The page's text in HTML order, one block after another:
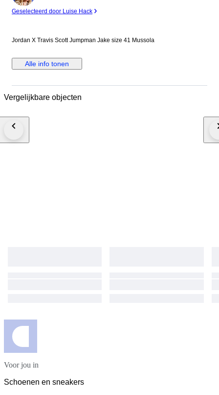
Expert
Geselecteerd door Luise Hack
Jordan X Travis Scott Jumpman Jake size 41 Mussola
Alle info tonen
Vergelijkbare objecten
Voor jou in
Schoenen en sneakers